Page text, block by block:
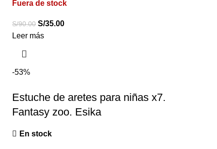
Fuera de stock
S/90.00 S/35.00
Leer más
-53%
Estuche de aretes para niñas x7.
Fantasy zoo. Esika
En stock